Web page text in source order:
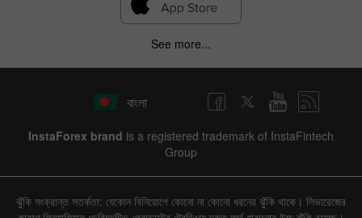
See more...
বাংলা
InstaForex brand is a registered trademark of InstaFintech
Group
ঝুঁকি সংক্রান্ত সতর্কতা: যেকোন বিনিয়োগে কোনো না কোনো ধরনের ঝুঁকি থাকে। লিভারেজের